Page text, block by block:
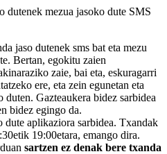
dutenek mezua jasoko dute SMS
jaso dutenek sms bat eta mezu
Bertan, egokitu zaien
zaie, bai eta, eskuragarri
ere, eta zein egunetan eta
Gazteaukera bidez sarbidea
bidez egingo da.
dute aplikaziora sarbidea. Txandak
19:00etara, emango dira.
sartzen ez denak bere txanda